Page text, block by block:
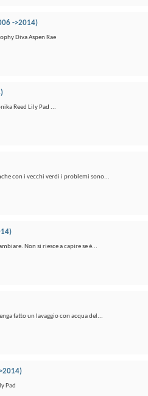
->2014)
Diva Aspen Rae
Reed Lily Pad ...
con i vecchi verdi i problemi sono...
Non si riesce a capire se è...
fatto un lavaggio con acqua del...
Pad